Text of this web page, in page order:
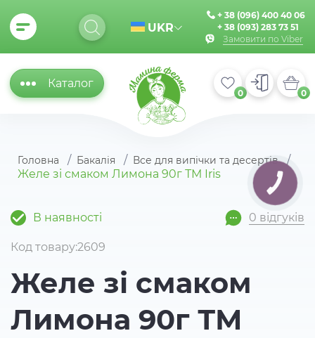
UKR
+ 38 (096) 400 40 06
+ 38 (093) 283 73 51
Замовити по Viber
Каталог
0 0
Головна Бакалія Все для випічки та десертів
Желе зі смаком Лимона 90г ТМ Iris
Код товару:2609
Желе зі смаком
Лимона 90г ТМ
В наявності 0 відгуків
КНОПКА
ЗВ'ЯЗКУ